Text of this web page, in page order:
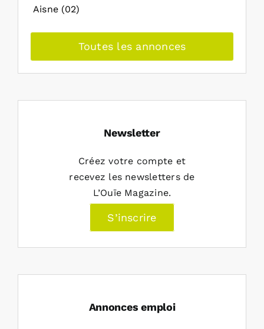
Aisne (02)
Toutes les annonces
Newsletter
Créez votre compte et
recevez les newsletters de
L’Ouïe Magazine.
S’inscrire
Annonces emploi